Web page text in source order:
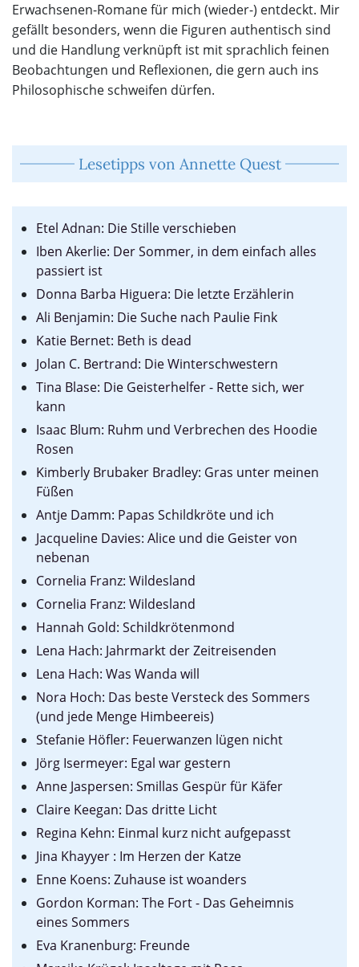
Erwachsenen-Romane für mich (wieder-) entdeckt. Mir
gefällt besonders, wenn die Figuren authentisch sind
und die Handlung verknüpft ist mit sprachlich feinen
Beobachtungen und Reflexionen, die gern auch ins
Philosophische schweifen dürfen.
Lesetipps von Annette Quest
Etel Adnan: Die Stille verschieben
Iben Akerlie: Der Sommer, in dem einfach alles
passiert ist
Donna Barba Higuera: Die letzte Erzählerin
Ali Benjamin: Die Suche nach Paulie Fink
Katie Bernet: Beth is dead
Jolan C. Bertrand: Die Winterschwestern
Tina Blase: Die Geisterhelfer - Rette sich, wer
kann
Isaac Blum: Ruhm und Verbrechen des Hoodie
Rosen
Kimberly Brubaker Bradley: Gras unter meinen
Füßen
Antje Damm: Papas Schildkröte und ich
Jacqueline Davies: Alice und die Geister von
nebenan
Cornelia Franz: Wildesland
Cornelia Franz: Wildesland
Hannah Gold: Schildkrötenmond
Lena Hach: Jahrmarkt der Zeitreisenden
Lena Hach: Was Wanda will
Nora Hoch: Das beste Versteck des Sommers
(und jede Menge Himbeereis)
Stefanie Höfler: Feuerwanzen lügen nicht
Jörg Isermeyer: Egal war gestern
Anne Jaspersen: Smillas Gespür für Käfer
Claire Keegan: Das dritte Licht
Regina Kehn: Einmal kurz nicht aufgepasst
Jina Khayyer : Im Herzen der Katze
Enne Koens: Zuhause ist woanders
Gordon Korman: The Fort - Das Geheimnis
eines Sommers
Eva Kranenburg: Freunde